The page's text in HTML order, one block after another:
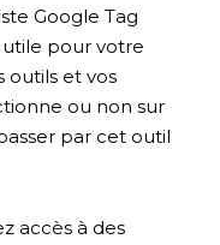
Google Tag
pour votre
outils et vos
ou non sur
par cet outil
accès à des